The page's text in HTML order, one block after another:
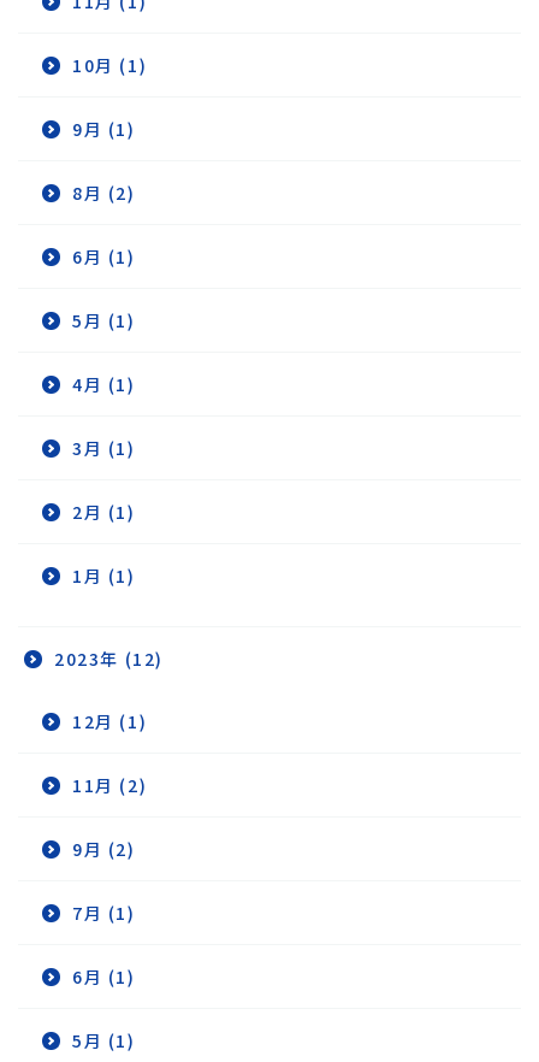
10月 (1)
9月 (1)
8月 (2)
6月 (1)
5月 (1)
4月 (1)
3月 (1)
2月 (1)
1月 (1)
2023年 (12)
12月 (1)
11月 (2)
9月 (2)
7月 (1)
6月 (1)
5月 (1)